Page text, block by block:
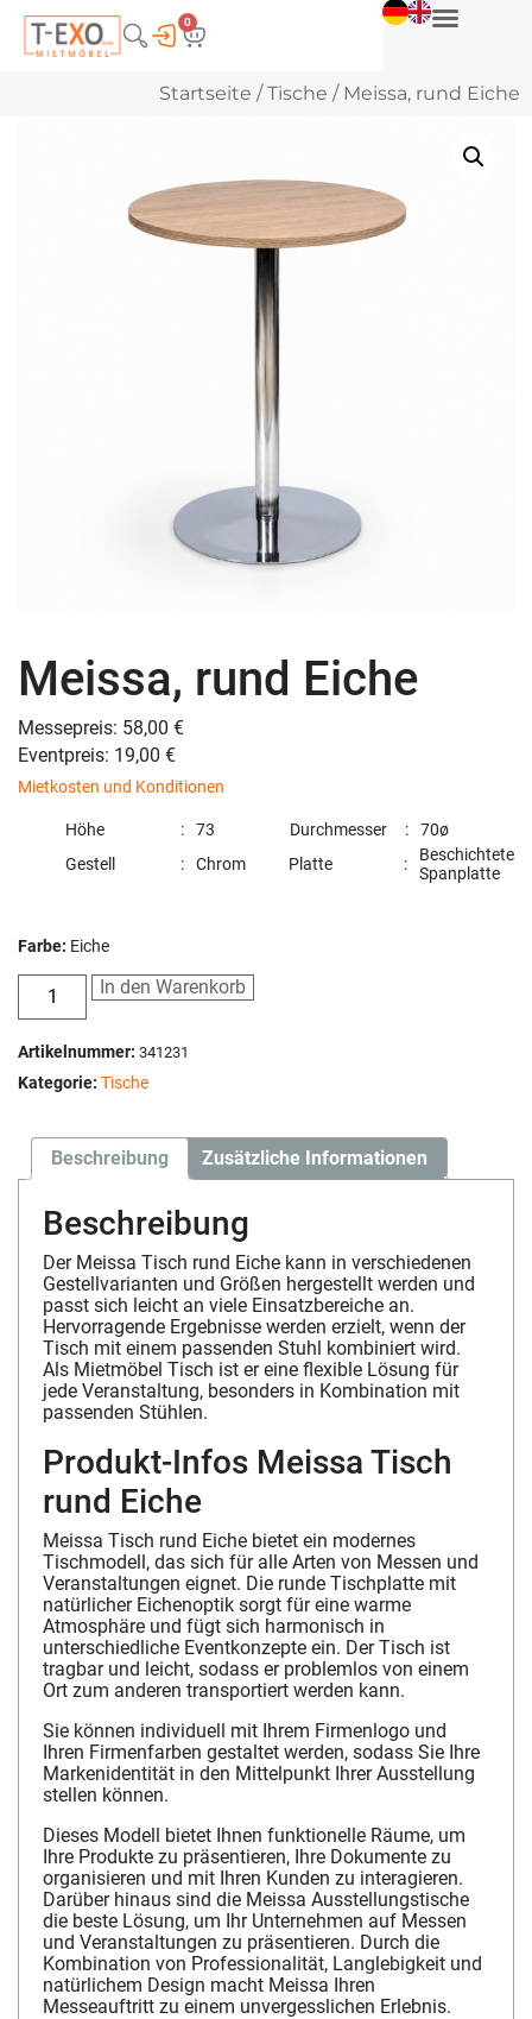
0
Startseite /Tische / Meissa, rund Eiche
Meissa, rund Eiche
Messepreis: 58,00 €
Eventpreis: 19,00 €
Mietkosten und Konditionen
Höhe 73 Durchmesser
70ø
Gestell
Chrom Platte
Beschichtete
Spanplatte
Farbe: Eiche
In den Warenkorb
Artikelnummer: 341231
Kategorie: Tische
Beschreibung Zusätzliche Informationen
Beschreibung
Der Meissa Tisch rund Eiche kann in verschiedenen
Gestellvarianten und Größen hergestellt werden und
passt sich leicht an viele Einsatzbereiche an.
Hervorragende Ergebnisse werden erzielt, wenn der
Tisch mit einem passenden Stuhl kombiniert wird.
Als Mietmöbel Tisch ist er eine flexible Lösung für
jede Veranstaltung, besonders in Kombination mit
passenden Stühlen.
Produkt-Infos Meissa Tisch
rund Eiche
Meissa Tisch rund Eiche bietet ein modernes
Tischmodell, das sich für alle Arten von Messen und
Veranstaltungen eignet. Die runde Tischplatte mit
natürlicher Eichenoptik sorgt für eine warme
Atmosphäre und fügt sich harmonisch in
unterschiedliche Eventkonzepte ein. Der Tisch ist
tragbar und leicht, sodass er problemlos von einem
Ort zum anderen transportiert werden kann.
Sie können individuell mit Ihrem Firmenlogo und
Ihren Firmenfarben gestaltet werden, sodass Sie Ihre
Markenidentität in den Mittelpunkt Ihrer Ausstellung
stellen können.
Dieses Modell bietet Ihnen funktionelle Räume, um
Ihre Produkte zu präsentieren, Ihre Dokumente zu
organisieren und mit Ihren Kunden zu interagieren.
Darüber hinaus sind die Meissa Ausstellungstische
die beste Lösung, um Ihr Unternehmen auf Messen
und Veranstaltungen zu präsentieren. Durch die
Kombination von Professionalität, Langlebigkeit und
natürlichem Design macht Meissa Ihren
Messeauftritt zu einem unvergesslichen Erlebnis.